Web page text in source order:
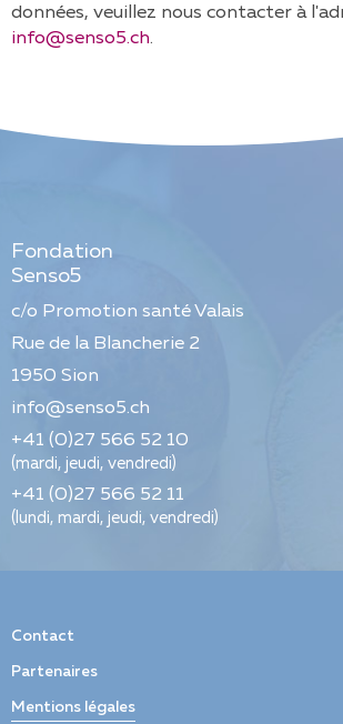
données, veuillez nous contacter à
info@senso5.ch.
Fondation
Senso5
c/o Promotion santé Valais
Rue de la Blancherie 2
1950 Sion
info@senso5.ch
+41 (0)27 566 52 10
(mardi, jeudi, vendredi)
+41 (0)27 566 52 11
(lundi, mardi, jeudi, vendredi)
Contact
Partenaires
Mentions légales